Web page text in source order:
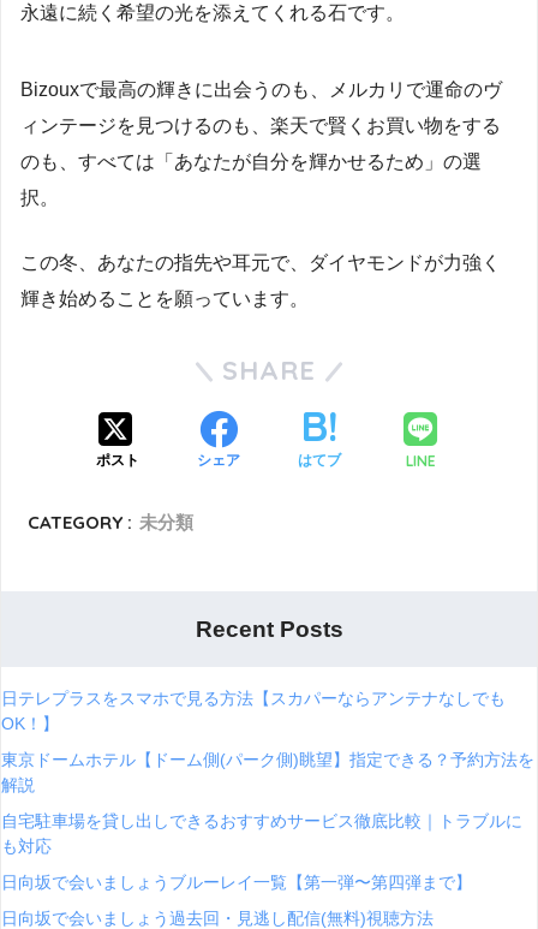
永遠に続く希望の光を添えてくれる石です。
Bizouxで最高の輝きに出会うのも、メルカリで運命のヴ
ィンテージを見つけるのも、楽天で賢くお買い物をする
のも、すべては「あなたが自分を輝かせるため」の選
択。
この冬、あなたの指先や耳元で、ダイヤモンドが力強く
輝き始めることを願っています。
SHARE
ポスト シェア はてブ LINE
CATEGORY : 未分類
Recent Posts
日テレプラスをスマホで見る方法【スカパーならアンテナなしでも
OK！】
東京ドームホテル【ドーム側(パーク側)眺望】指定できる？予約方法を
解説
自宅駐車場を貸し出しできるおすすめサービス徹底比較｜トラブルに
も対応
日向坂で会いましょうブルーレイ一覧【第一弾〜第四弾まで】
日向坂で会いましょう過去回・見逃し配信(無料)視聴方法